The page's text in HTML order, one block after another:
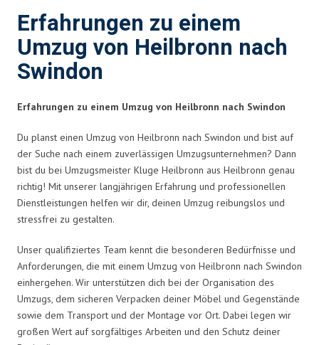
Erfahrungen zu einem
Umzug von Heilbronn nach
Swindon
Erfahrungen zu einem Umzug von Heilbronn nach Swindon
Du planst einen Umzug von Heilbronn nach Swindon und bist auf
der Suche nach einem zuverlässigen Umzugsunternehmen? Dann
bist du bei Umzugsmeister Kluge Heilbronn aus Heilbronn genau
richtig! Mit unserer langjährigen Erfahrung und professionellen
Dienstleistungen helfen wir dir, deinen Umzug reibungslos und
stressfrei zu gestalten.
Unser qualifiziertes Team kennt die besonderen Bedürfnisse und
Anforderungen, die mit einem Umzug von Heilbronn nach Swindon
einhergehen. Wir unterstützen dich bei der Organisation des
Umzugs, dem sicheren Verpacken deiner Möbel und Gegenstände
sowie dem Transport und der Montage vor Ort. Dabei legen wir
großen Wert auf sorgfältiges Arbeiten und den Schutz deiner